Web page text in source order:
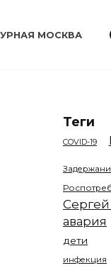
МОСКВА
Теги
COVID-19
авария
дети
инфекция